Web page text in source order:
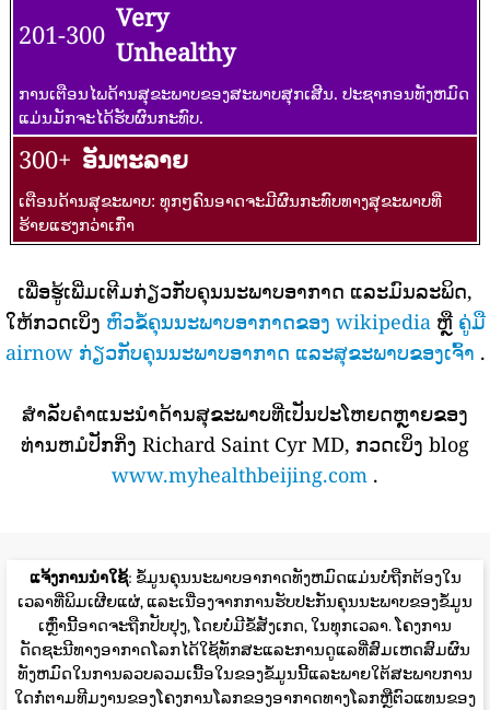
201-300
Very
Unhealthy
ການເຕືອນໄພດ້ານສຸຂະພາບຂອງສະພາບສຸກເສີນ. ປະຊາກອນທັງຫມົດ
ແມ່ນມັກຈະໄດ້ຮັບຜົນກະທົບ.
300+ ອັນຕະລາຍ
ເຕືອນດ້ານສຸຂະພາບ: ທຸກໆຄົນອາດຈະມີຜົນກະທົບທາງສຸຂະພາບທີ່
ຮ້າຍແຮງກວ່າເກົ່າ
ເພື່ອຮູ້ເພີ່ມເຕີມກ່ຽວກັບຄຸນນະພາບອາກາດ ແລະມົນລະພິດ,
ໃຫ້ກວດເບິ່ງ ຫົວຂໍ້ຄຸນນະພາບອາກາດຂອງ wikipediaຫຼື ຄູ່ມື
airnow ກ່ຽວກັບຄຸນນະພາບອາກາດ ແລະສຸຂະພາບຂອງເຈົ້າ .
ສໍາລັບຄໍາແນະນໍາດ້ານສຸຂະພາບທີ່ເປັນປະໂຫຍດຫຼາຍຂອງ
ທ່ານຫມໍປັກກິ່ງ Richard Saint Cyr MD, ກວດເບິ່ງ blog
www.myhealthbeijing.com .
ແຈ້ງການນໍາໃຊ້: ຂໍ້ມູນຄຸນນະພາບອາກາດທັງຫມົດແມ່ນບໍ່ຖືກຕ້ອງໃນ
ເວລາທີ່ພິມເຜີຍແຜ່, ແລະເນື່ອງຈາກການຮັບປະກັນຄຸນນະພາບຂອງຂໍ້ມູນ
ເຫຼົ່ານີ້ອາດຈະຖືກປັບປຸງ, ໂດຍບໍ່ມີຂໍ້ສັງເກດ, ໃນທຸກເວລາ. ໂຄງການ
ດັດຊະນີທາງອາກາດໂລກໄດ້ໃຊ້ທັກສະແລະການດູແລທີ່ສົມເຫດສົມຜົນ
ທັງຫມົດໃນການລວບລວມເນື້ອໃນຂອງຂໍ້ມູນນີ້ແລະພາຍໃຕ້ສະພາບການ
ໃດກໍ່ຕາມທີມງານຂອງໂຄງການໂລກຂອງອາກາດທາງໂລກຫຼືຕົວແທນຂອງ